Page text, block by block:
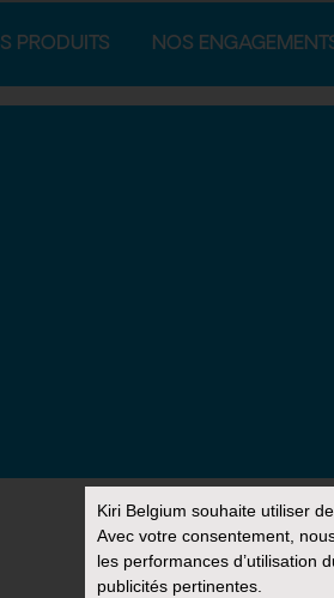
PRODUITS NOS
Kiri Belgium souhaite utiliser
Avec votre consentement,
les performances d’utilisation
publicités pertinentes.